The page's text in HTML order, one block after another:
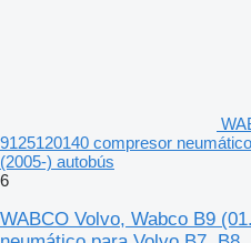
9125120140 compresor
(2005-) autobús
6
WABCO Volvo, Wabco B9